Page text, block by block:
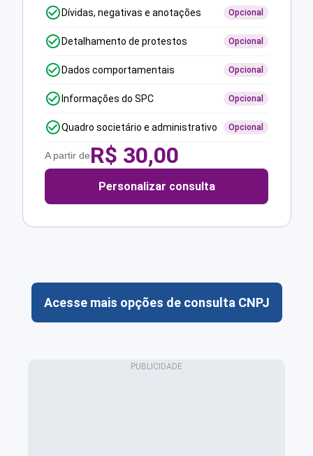
Dívidas, negativas e anotações Opcional
Detalhamento de protestos Opcional
Dados comportamentais Opcional
Informações do SPC Opcional
Quadro societário e administrativo Opcional
A partir deR$ 30,00
Personalizar consulta
Acesse mais opções de consulta CNPJ